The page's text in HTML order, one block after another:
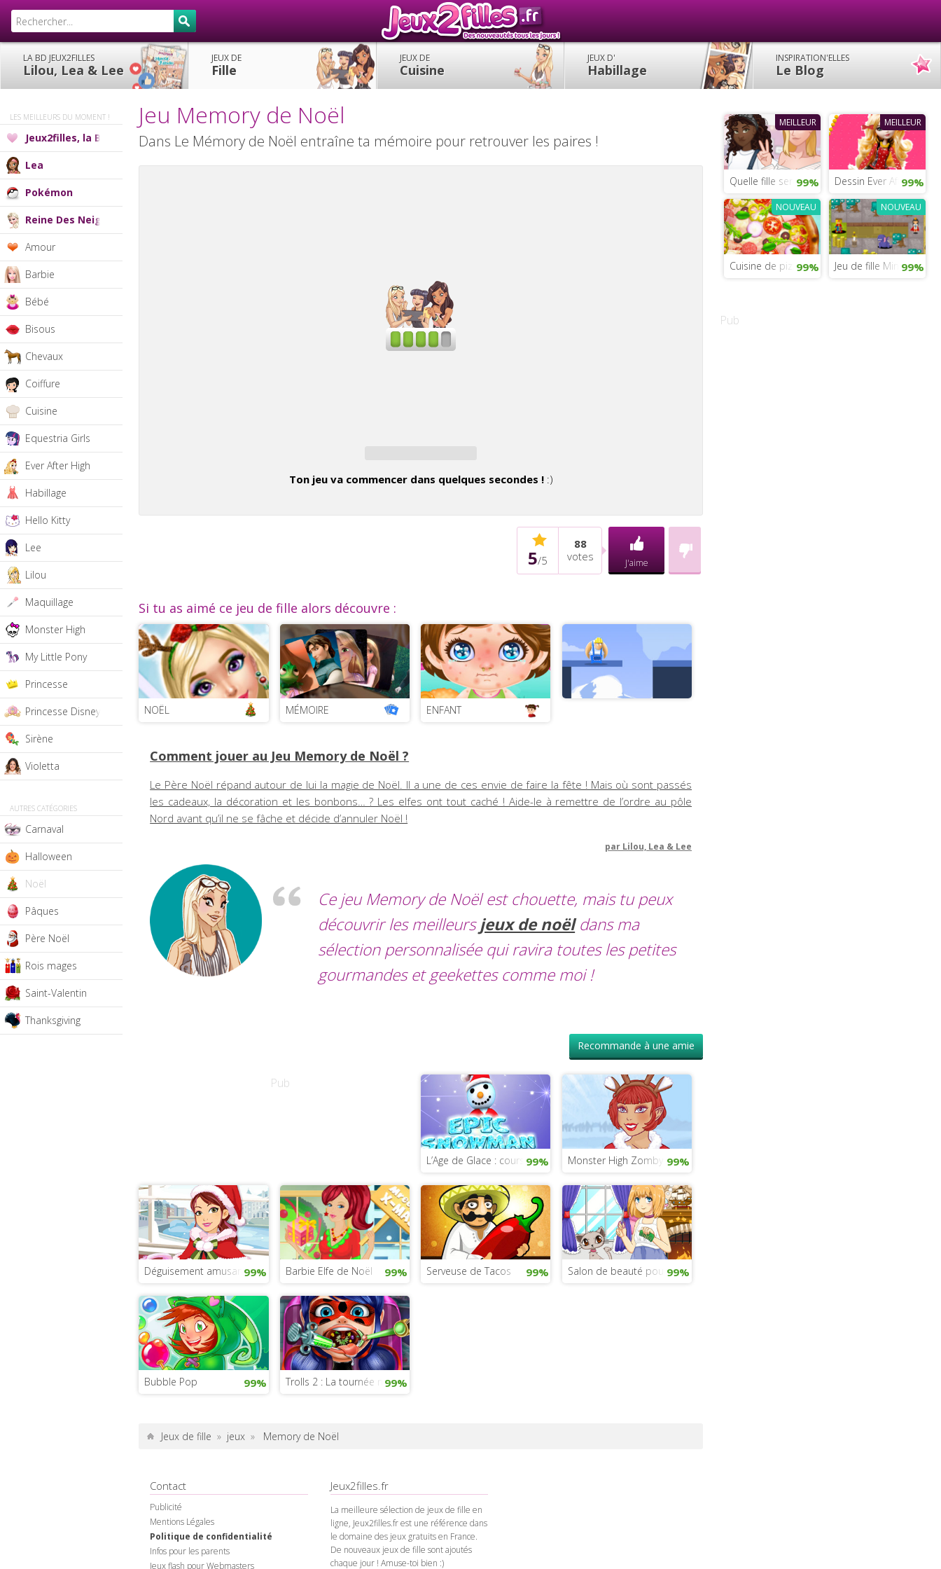
LA BD JEUX2FILLES
Lilou, Lea & Lee
JEUX DE
Fille
JEUX DE
Cuisine
JEUX D'
Habillage
INSPIRATION'ELLES
Le Blog
LES MEILLEURS DU MOMENT !
Jeux2filles, la BD
Lea
Pokémon
Reine Des Neiges
Amour
Barbie
Bébé
Bisous
Chevaux
Coiffure
Cuisine
Equestria Girls
Ever After High
Habillage
Hello Kitty
Lee
Lilou
Maquillage
Monster High
My Little Pony
Princesse
Princesse Disney
Sirène
Violetta
AUTRES CATÉGORIES
Carnaval
Halloween
Noël
Pâques
Père Noël
Rois mages
Saint-Valentin
Thanksgiving
Jeu Memory de Noël
Dans Le Mémory de Noël entraîne ta mémoire pour retrouver les paires !
Ton jeu va commencer dans quelques secondes !:)
5/5
88
votes
J'aime
Si tu as aimé ce jeu de fille alors découvre :
NOËL MÉMOIRE ENFANT
Comment jouer au Jeu Memory de Noël ?
Le Père Noël répand autour de lui la magie de Noël. Il a une de ces envie de faire la fête ! Mais où sont passés
les cadeaux, la décoration et les bonbons… ? Les elfes ont tout caché ! Aide-le à remettre de l’ordre au pôle
Nord avant qu’il ne se fâche et décide d’annuler Noël !
par Lilou, Lea & Lee
Ce jeu Memory de Noël est chouette, mais tu peux
découvrir les meilleursjeux de noëldans ma
sélection personnalisée qui ravira toutes les petites
gourmandes et geekettes comme moi !
Recommande à une amie
Pub
L’Age de Glace : course de hauteur
99% Monster High Zomby Gaga
99%
Déguisement amusant de Noël
99% Barbie Elfe de Noël 99% Serveuse de Tacos 99% Salon de beauté pour petits chats
99%
Bubble Pop 99% Trolls 2 : La tournée mondiale le jeu
99%
MEILLEUR
Quelle fille sera la meilleure instagrameuse ?
99%
MEILLEUR
Dessin Ever After High
99%
NOUVEAU
Cuisine de pizzas réalistes
99%
NOUVEAU
Jeu de fille Minecraft
99%
Pub
Jeux de fille » jeux » Memory de Noël
Contact
Publicité
Mentions Légales
Politique de confidentialité
Infos pour les parents
Jeux flash pour Webmasters
Jeux2filles.fr
La meilleure sélection de jeux de fille en
ligne, Jeux2filles.fr est une référence dans
le domaine des jeux gratuits en France.
De nouveaux jeux de fille sont ajoutés
chaque jour ! Amuse-toi bien :)